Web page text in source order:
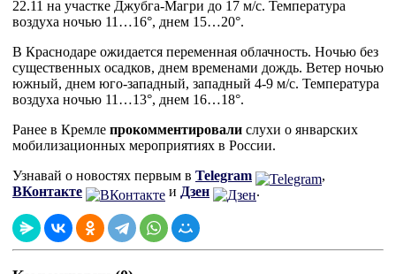
22.11 на участке Джубга-Магри до 17 м/с. Температура
воздуха ночью 11…16°, днем 15…20°.
В Краснодаре ожидается переменная облачность. Ночью без
существенных осадков, днем временами дождь. Ветер ночью
южный, днем юго-западный, западный 4-9 м/с. Температура
воздуха ночью 11…13°, днем 16…18°.
Ранее в Кремле прокомментировали слухи о январских
мобилизационных мероприятиях в России.
Узнавай о новостях первым в Telegram
,
ВКонтакте
и Дзен .